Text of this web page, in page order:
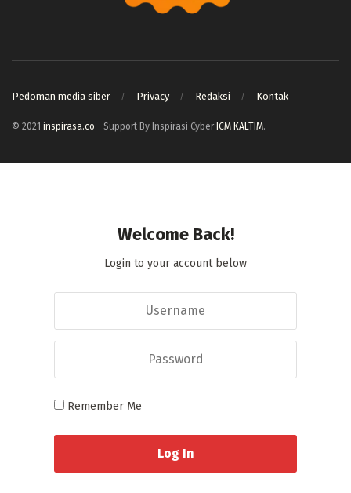
Pedoman media siber Privacy Redaksi Kontak
© 2021 inspirasa.co - Support By Inspirasi Cyber ICM KALTIM.
Welcome Back!
Login to your account below
Remember Me